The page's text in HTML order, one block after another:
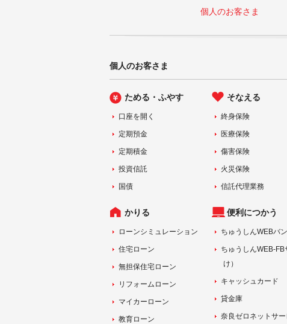
個人のお客さま
個人のお客さま
ためる・ふやす
口座を開く
定期預金
定期積金
投資信託
国債
そなえる
終身保険
医療保険
傷害保険
火災保険
信託代理業務
かりる
ローンシミュレーション
住宅ローン
無担保住宅ローン
リフォームローン
マイカーローン
教育ローン
便利につかう
ちゅうしんWEBバ
ちゅうしんWEB-
け）
キャッシュカード
貸金庫
奈良ゼロネットサー